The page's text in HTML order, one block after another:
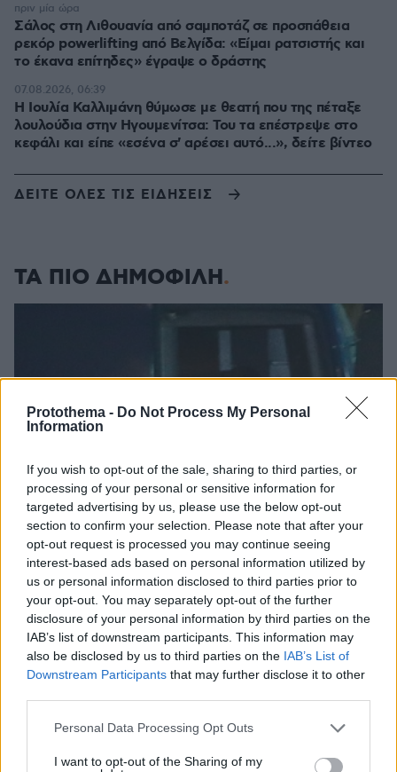
Protothema - Do Not Process My Personal
Information
If you wish to opt-out of the sale, sharing to third parties, or
processing of your personal or sensitive information for
targeted advertising by us, please use the below opt-out
section to confirm your selection. Please note that after your
opt-out request is processed you may continue seeing
interest-based ads based on personal information utilized by
us or personal information disclosed to third parties prior to
your opt-out. You may separately opt-out of the further
disclosure of your personal information by third parties on the
IAB’s list of downstream participants. This information may
also be disclosed by us to third parties on the IAB’s List of
Downstream Participants that may further disclose it to other
Please note that this website/app uses one or more Google
not limited to your visit or usage behaviour. You may click to
Personal Data Processing Opt Outs
I want to opt-out of the Sharing of my
Σάλος στη Λιθουανία από σαμποτάζ σε προσπάθεια
ρεκόρ powerlifting από Βελγίδα: «Είμαι ρατσιστής και
το έκανα επίτηδες» έγραψε ο δράστης
πριν μία ώρα
Η Ιουλία Καλλιμάνη θύμωσε με θεατή που της πέταξε
λουλούδια στην Ηγουμενίτσα: Του τα επέστρεψε στο
κεφάλι και είπε «εσένα σ' αρέσει αυτό...», δείτε βίντεο
07.08.2026, 06:39
ΔΕΙΤΕ ΟΛΕΣ ΤΙΣ ΕΙΔΗΣΕΙΣ
ΤΑ ΠΙΟ ΔΗΜΟΦΙΛΗ
για την επίθεση στη Marfin, δείτε βίντεο και